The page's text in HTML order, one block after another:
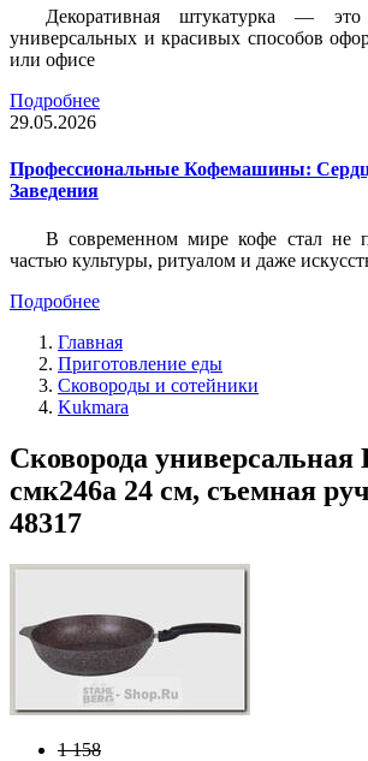
Декоративная штукатурка —
универсальных и красивых способов
или офисе
Подробнее
29.05.2026
Профессиональные Кофемашины:
Заведения
В современном мире кофе стал не
частью культуры, ритуалом и даже
Подробнее
Главная
Приготовление еды
Сковороды и сотейники
Kukmara
Сковорода
смк246а 24 см, съемная
48317
1 158